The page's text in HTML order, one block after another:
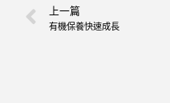
上一篇
有機保養快速成長